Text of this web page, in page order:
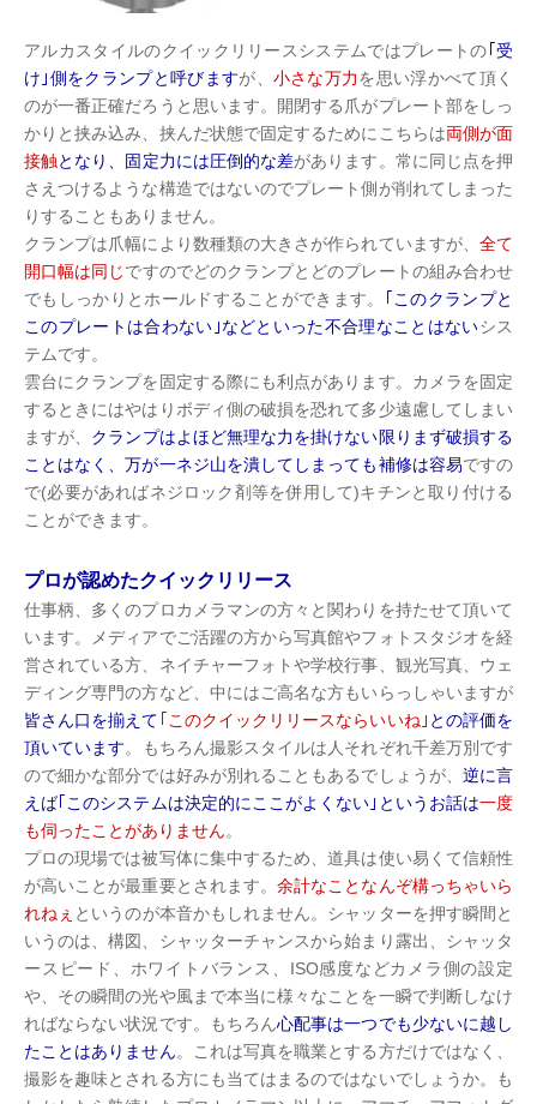
アルカスタイルのクイックリリースシステムではプレートの ｢受
け｣側をクランプと呼びますが、 小さな万力を思い浮かべて頂く
のが一番正確だろうと思います。開閉する爪がプレート部をしっ
かりと挟み込み、挟んだ状態で固定するためにこちらは両側が面
接触となり、固定力には圧倒的な差があります。常に同じ点を押
さえつけるような構造ではないのでプレート側が削れてしまった
りすることもありません。
クランプは爪幅により数種類の大きさが作られていますが、 全て
開口幅は同じですのでどのクランプとどのプレートの組み合わせ
でもしっかりとホールドすることができます。
｢このクランプと
このプレートは合わない｣などといった不合理なことはないシス
テムです。
雲台にクランプを固定する際にも利点があります。カメラを固定
するときにはやはりボディ側の破損を恐れて多少遠慮してしまい
ますが、 クランプはよほど無理な力を掛けない限りまず破損する
ことはなく、万が一ネジ山を潰してしまっても補修は容易ですの
で(必要があればネジロック剤等を併用して)キチンと取り付ける
ことができます。
プロが認めたクイックリリース
仕事柄、多くのプロカメラマンの方々と関わりを持たせて頂いて
います。メディアでご活躍の方から写真館やフォトスタジオを経
営されている方、ネイチャーフォトや学校行事、観光写真、ウェ
ディング専門の方など、中にはご高名な方もいらっしゃいますが
皆さん口を揃えて ｢このクイックリリースならいいね｣ との評価を
頂いています。もちろん撮影スタイルは人それぞれ千差万別です
ので細かな部分では好みが別れることもあるでしょうが、 逆に言
えば｢このシステムは決定的にここがよくない｣というお話は一度
も伺ったことがありません。
プロの現場では被写体に集中するため、道具は使い易くて信頼性
が高いことが最重要とされます。余計なことなんぞ構っちゃいら
れねぇ というのが本音かもしれません。シャッターを押す瞬間と
いうのは、構図、シャッターチャンスから始まり露出、シャッタ
ースピード、ホワイトバランス、ISO感度などカメラ側の設定
や、その瞬間の光や風まで本当に様々なことを一瞬で判断しなけ
ればならない状況です。もちろん心配事は一つでも少ないに越し
たことはありません。これは写真を職業とする方だけではなく、
撮影を趣味とされる方にも当てはまるのではないでしょうか。も